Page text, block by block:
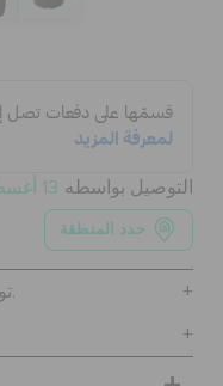
تسجيل الدخول /
قائمة الامنيات
التوصيل بواسطه 13 أغسطس، الخميس
حدد المنطقة
توصيل مجاني على جميع الطلبيات.